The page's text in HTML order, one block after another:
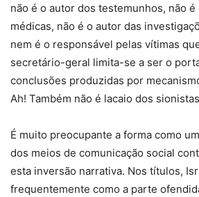
não é o autor dos testemunhos, não
médicas, não é o autor das
nem é o responsável pelas vítimas
secretário-geral limita-se a ser o
conclusões produzidas por
Ah! Também não é lacaio dos
É muito preocupante a forma como
dos meios de comunicação social
esta inversão narrativa. Nos títulos,
frequentemente como a parte